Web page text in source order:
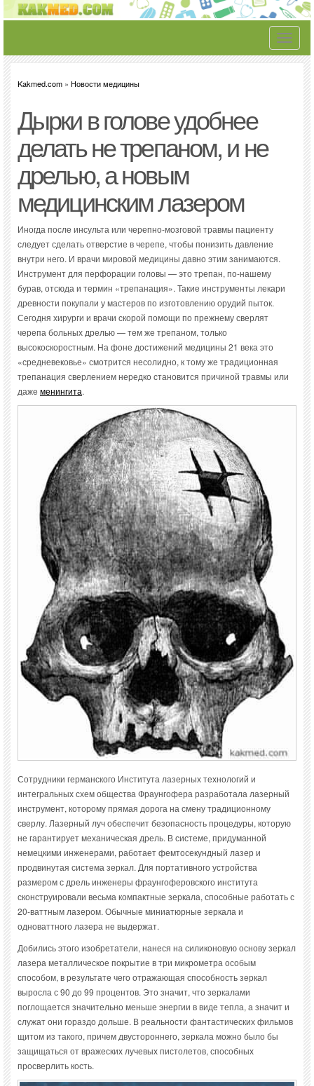
Toggle
Kakmed.com » Новости медицины
Дырки в голове удобнее
делать не трепаном, и не
дрелью, а новым
медицинским лазером
Иногда после инсульта или черепно-мозговой травмы пациенту
следует сделать отверстие в черепе, чтобы понизить давление
внутри него. И врачи мировой медицины давно этим занимаются.
Инструмент для перфорации головы — это трепан, по-нашему
бурав, отсюда и термин «трепанация». Такие инструменты лекари
древности покупали у мастеров по изготовлению орудий пыток.
Сегодня хирурги и врачи скорой помощи по прежнему сверлят
черепа больных дрелью — тем же трепаном, только
высокоскоростным. На фоне достижений медицины 21 века это
«средневековье» смотрится несолидно, к тому же традиционная
трепанация сверлением нередко становится причиной травмы или
даже менингита.
Сотрудники германского Института лазерных технологий и
интегральных схем общества Фраунгофера разработала лазерный
инструмент, которому прямая дорога на смену традиционному
сверлу. Лазерный луч обеспечит безопасность процедуры, которую
не гарантирует механическая дрель. В системе, придуманной
немецкими инженерами, работает фемтосекундный лазер и
продвинутая система зеркал. Для портативного устройства
размером с дрель инженеры фраунгоферовского института
сконструировали весьма компактные зеркала, способные работать с
20-ваттным лазером. Обычные миниатюрные зеркала и
одноваттного лазера не выдержат.
Добились этого изобретатели, нанеся на силиконовую основу зеркал
лазера металлическое покрытие в три микрометра особым
способом, в результате чего отражающая способность зеркал
выросла с 90 до 99 процентов. Это значит, что зеркалами
поглощается значительно меньше энергии в виде тепла, а значит и
служат они гораздо дольше. В реальности фантастических фильмов
щитом из такого, причем двустороннего, зеркала можно было бы
защищаться от вражеских лучевых пистолетов, способных
просверлить кость.